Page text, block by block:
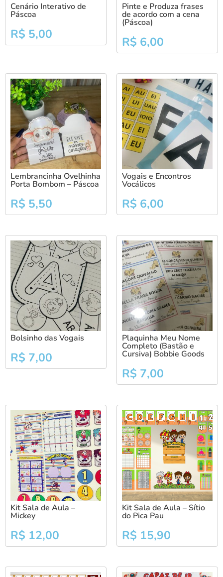
Cenário Interativo de
Páscoa
R$ 5,00
Pinte e Produza frases
de acordo com a cena
(Páscoa)
R$ 6,00
Lembrancinha Ovelhinha
Porta Bombom – Páscoa
R$ 5,50
Vogais e Encontros
Vocálicos
R$ 6,00
Bolsinho das Vogais
R$ 7,00
Plaquinha Meu Nome
Completo (Bastão e
Cursiva) Bobbie Goods
R$ 7,00
Kit Sala de Aula –
Mickey
R$ 12,00
Kit Sala de Aula – Sítio
do Pica Pau
R$ 15,90